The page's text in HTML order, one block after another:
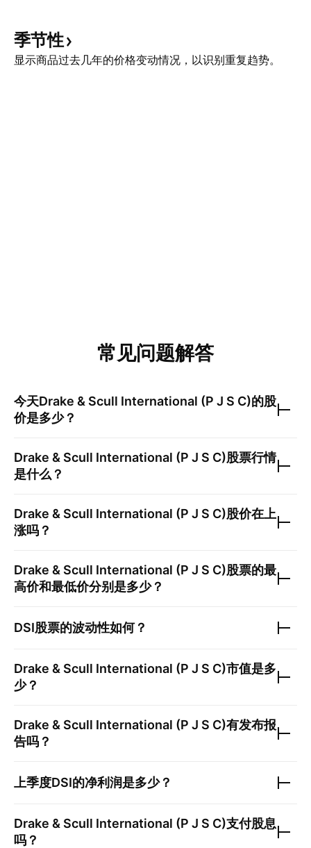
季节性
显示商品过去几年的价格变动情况，以识别重复趋势。
常见问题解答
今天Drake & Scull International (P J S C)的股
价是多少？
Drake & Scull International (P J S C)股票行情
是什么？
Drake & Scull International (P J S C)股价在上
涨吗？
Drake & Scull International (P J S C)股票的最
高价和最低价分别是多少？
DSI股票的波动性如何？
Drake & Scull International (P J S C)市值是多
少？
Drake & Scull International (P J S C)有发布报
告吗？
上季度DSI的净利润是多少？
Drake & Scull International (P J S C)支付股息
吗？